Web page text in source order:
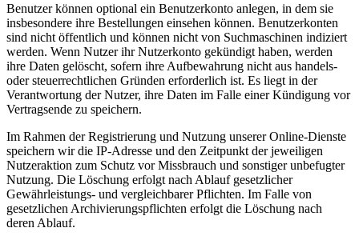
Benutzer können optional ein Benutzerkonto anlegen, in dem sie
insbesondere ihre Bestellungen einsehen können. Benutzerkonten
sind nicht öffentlich und können nicht von Suchmaschinen indiziert
werden. Wenn Nutzer ihr Nutzerkonto gekündigt haben, werden
ihre Daten gelöscht, sofern ihre Aufbewahrung nicht aus handels-
oder steuerrechtlichen Gründen erforderlich ist. Es liegt in der
Verantwortung der Nutzer, ihre Daten im Falle einer Kündigung vor
Vertragsende zu speichern.
Im Rahmen der Registrierung und Nutzung unserer Online-Dienste
speichern wir die IP-Adresse und den Zeitpunkt der jeweiligen
Nutzeraktion zum Schutz vor Missbrauch und sonstiger unbefugter
Nutzung. Die Löschung erfolgt nach Ablauf gesetzlicher
Gewährleistungs- und vergleichbarer Pflichten. Im Falle von
gesetzlichen Archivierungspflichten erfolgt die Löschung nach
deren Ablauf.